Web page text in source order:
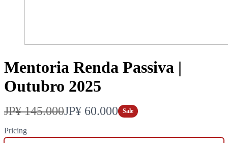
Mentoria Renda Passiva |
Outubro 2025
E
r
JP¥ 145.000A
JP¥ 60.000 Sale
Pricing